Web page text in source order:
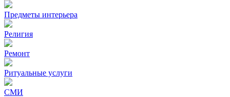
Предметы интерьера
Религия
Ремонт
Ритуальные услуги
СМИ